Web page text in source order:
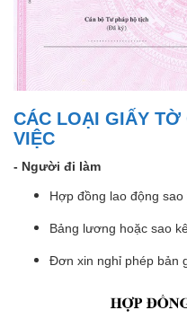
CÁC LOẠI GIẤY TỜ
VIỆC
- Người đi làm
Hợp đồng lao động
Bảng lương hoặc sao
Đơn xin nghỉ phép bản